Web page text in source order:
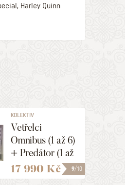
Harley Quinn
9/10
KOLEKTIV
Vetřelci
Omnibus (1 až 6)
+ Predátor (1 až
4) + Vetřelci vs.
Predátor (1+2)
17 990 Kč